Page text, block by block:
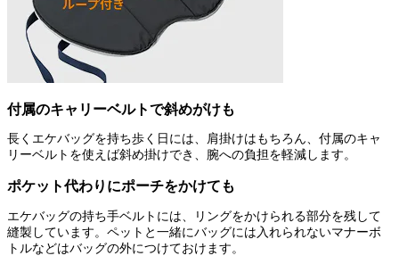
付属のキャリーベルトで斜めがけも
長くエケバッグを持ち歩く日には、肩掛けはもちろん、付属のキャ
リーベルトを使えば斜め掛けでき、腕への負担を軽減します。
ポケット代わりにポーチをかけても
エケバッグの持ち手ベルトには、リングをかけられる部分を残して
縫製しています。ペットと一緒にバッグには入れられないマナーボ
トルなどはバッグの外につけておけます。